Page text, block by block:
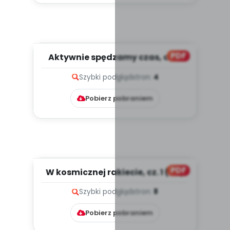
PDF
Aktywnie spędzamy czas, cz. 2
Szybki podglądstron: 4
Pobierz pobraniem
PDF
W kosmicznej rakiecie, cz. 1 (PD)
Szybki podgląd stron: 8
Pobierz pobraniem